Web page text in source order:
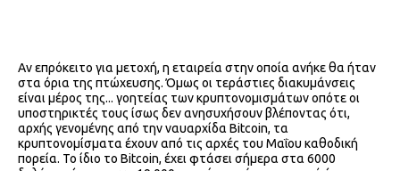
Αν επρόκειτο για μετοχή, η εταιρεία στην οποία ανήκε θα ήταν
στα όρια της πτώχευσης. Όμως οι τεράστιες διακυμάνσεις
είναι μέρος της... γοητείας των κρυπτονομισμάτων οπότε οι
υποστηρικτές τους ίσως δεν ανησυχήσουν βλέποντας ότι,
αρχής γενομένης από την ναυαρχίδα Bitcoin, τα
κρυπτονομίσματα έχουν από τις αρχές του Μαΐου καθοδική
πορεία. Το ίδιο το Bitcoin, έχει φτάσει σήμερα στα 6000